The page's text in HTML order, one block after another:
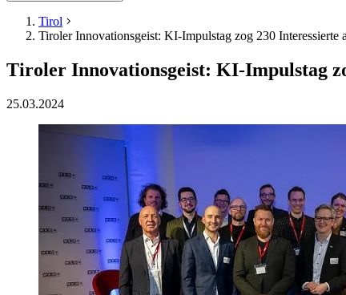
Tirol
Tiroler Innovationsgeist: KI-Impulstag zog 230 Interessierte
Tiroler Innovationsgeist: KI-Impulstag
25.03.2024